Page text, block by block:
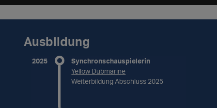
Ausbildung
2025
Synchronschauspielerin
Yellow Dubmarine
Weiterbildung Abschluss 2025